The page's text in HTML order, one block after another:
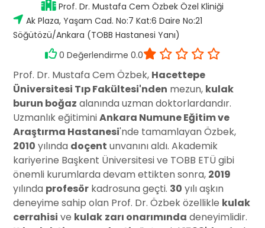
Prof. Dr. Mustafa Cem Özbek Özel Kliniği
Ak Plaza, Yaşam Cad. No:7 Kat:6 Daire No:21
Söğütözü/Ankara (TOBB Hastanesi Yanı)
0 Değerlendirme 0.0
Prof. Dr. Mustafa Cem Özbek, Hacettepe
Üniversitesi Tıp Fakültesi'nden mezun, kulak
burun boğaz alanında uzman doktorlardandır.
Uzmanlık eğitiminiAnkara Numune Eğitim ve
Araştırma Hastanesi'nde tamamlayan Özbek,
2010 yılında doçent unvanını aldı. Akademik
kariyerine Başkent Üniversitesi ve TOBB ETÜ gibi
önemli kurumlarda devam ettikten sonra, 2019
yılında profesör kadrosuna geçti. 30 yılı aşkın
deneyime sahip olan Prof. Dr. Özbek özellikle kulak
cerrahisi ve kulak zarı onarımında deneyimlidir.